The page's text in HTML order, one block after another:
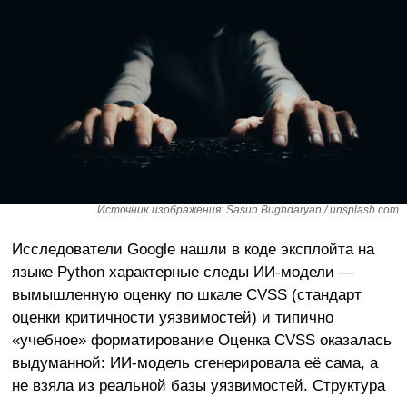
Источник изображения: Sasun Bughdaryan / unsplash.com
Исследователи Google нашли в коде эксплойта на
языке Python характерные следы ИИ-модели —
вымышленную оценку по шкале CVSS (стандарт
оценки критичности уязвимостей) и типично
«учебное» форматирование Оценка CVSS оказалась
выдуманной: ИИ-модель сгенерировала её сама, а
не взяла из реальной базы уязвимостей. Структура